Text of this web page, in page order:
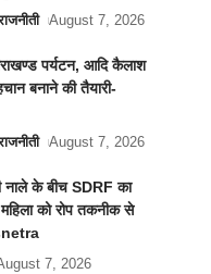
August 7, 2026
पर्यटन, आदि कैलाश
बनाने की तैयारी-
August 7, 2026
नाले के बीच SDRF का
को रोप तकनीक से
7, 2026